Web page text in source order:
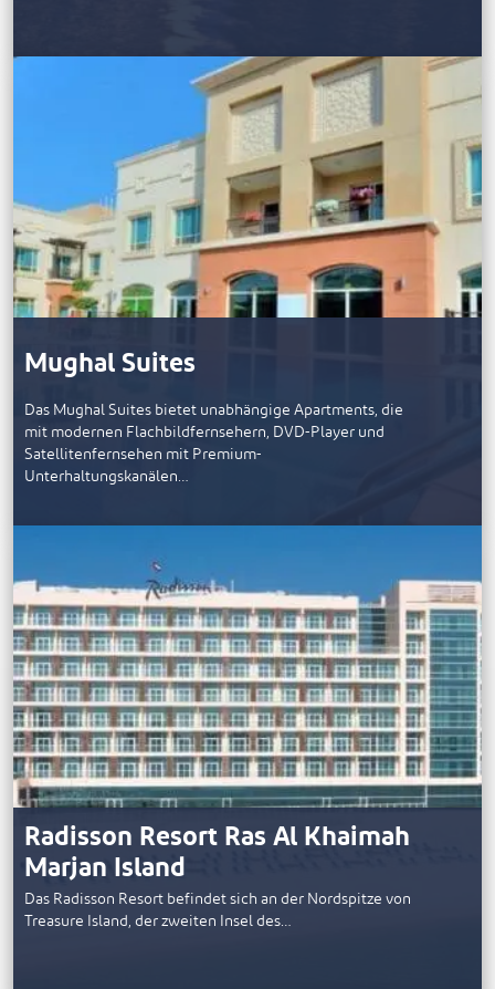
Mughal Suites
Das Mughal Suites bietet unabhängige Apartments, die
mit modernen Flachbildfernsehern, DVD-Player und
Satellitenfernsehen mit Premium-
Unterhaltungskanälen…
Radisson Resort Ras Al Khaimah
Marjan Island
Das Radisson Resort befindet sich an der Nordspitze von
Treasure Island, der zweiten Insel des…